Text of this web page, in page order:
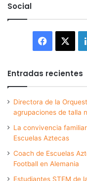
Social
Entradas recientes
Directora de la
agrupaciones de talla
La convivencia
Escuelas Aztecas
Coach de Escuelas
Football en Alemania
Estudiantes STEM de